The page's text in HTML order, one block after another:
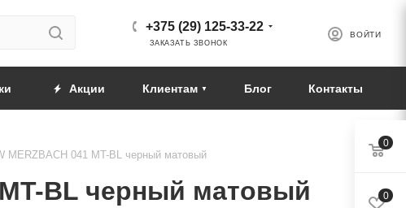
ВОЙТИ
+375 (29) 125-33-22
ЗАКАЗАТЬ ЗВОНОК
Акции Клиентам Блог Контакты
MERZBACH 041 MT-BL черный матовый
MT-BL черный матовый
0
0